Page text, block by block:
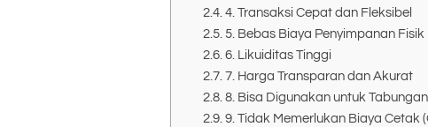
4. Transaksi Cepat dan Fleksibel
5. Bebas Biaya Penyimpanan Fisik
6. Likuiditas Tinggi
7. Harga Transparan dan Akurat
8. Bisa Digunakan untuk
9. Tidak Memerlukan Biaya Cetak